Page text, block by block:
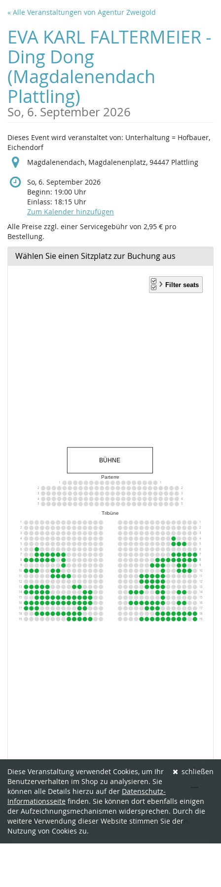
Zum
Inhalt
springen
« Alle Veranstaltungen von Agentur Zweigold
EVA KARL FALTERMEIER -
Ding Dong
(Magdalenendach
Plattling)
So, 6. September 2026
Dieses Event wird veranstaltet von: Unterhaltung = Hofbauer,
Eichendorf
Magdalenendach, Magdalenenplatz, 94447 Plattling
So, 6. September 2026
Beginn: 19:00 Uhr
Einlass: 18:15 Uhr
Zum Kalender hinzufügen
Alle Preise zzgl. einer Servicegebühr von 2,95 € pro
Bestellung.
Wählen Sie einen Sitzplatz zur Buchung aus
Ausgewählte
SitzeBitte klicken Sie einen Sitz an, um ihn auszuwählen.
schließen
Diese Veranstaltung verwendet Cookies, um Ihr
Benutzerverhalten im Shop zu analysieren. Sie
können alle Details hierzu auf der Datenschutz-
Informationsseite finden. Sie können dort ebenfalls einigen
der Aufzeichnungsmechanismen widersprechen. Durch die
weitere Verwendung dieser Website stimmen Sie der
Nutzung von Cookies zu.